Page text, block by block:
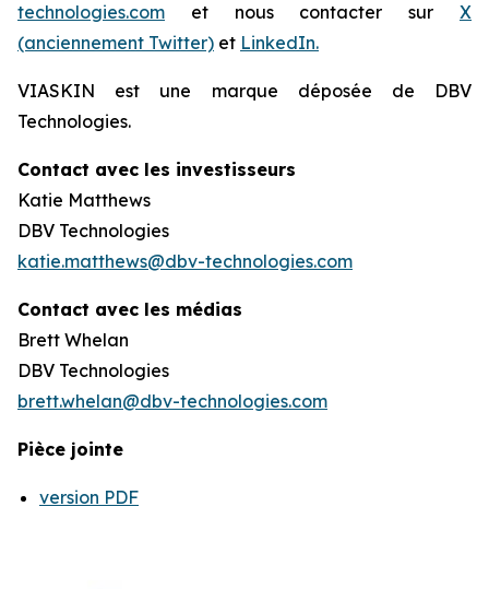
technologies.com et nous contacter sur X
(anciennement Twitter) et LinkedIn.
VIASKIN est une marque déposée de DBV
Technologies.
Contact avec les investisseurs
Katie Matthews
DBV Technologies
katie.matthews@dbv-technologies.com
Contact avec les médias
Brett Whelan
DBV Technologies
brett.whelan@dbv-technologies.com
Pièce jointe
version PDF